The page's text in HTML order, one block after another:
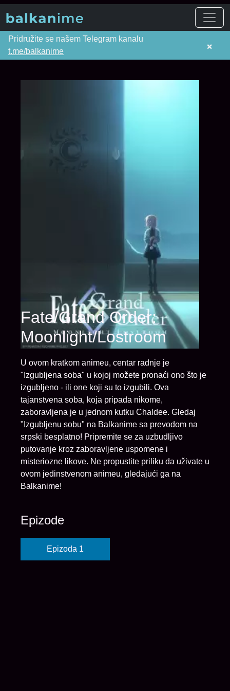
Pridružite se našem Telegram kanalu
t.me/balkanime
×
Fate/Grand Order:
Moonlight/Lostroom
U ovom kratkom animeu, centar radnje je
"Izgubljena soba" u kojoj možete pronaći ono što je
izgubljeno - ili one koji su to izgubili. Ova
tajanstvena soba, koja pripada nikome,
zaboravljena je u jednom kutku Chaldee. Gledaj
"Izgubljenu sobu" na Balkanime sa prevodom na
srpski besplatno! Pripremite se za uzbudljivo
putovanje kroz zaboravljene uspomene i
misteriozne likove. Ne propustite priliku da uživate u
ovom jedinstvenom animeu, gledajući ga na
Balkanime!
Epizode
Epizoda 1